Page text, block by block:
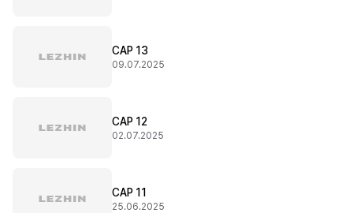
CAP 13
09.07.2025
CAP 12
02.07.2025
CAP 11
25.06.2025